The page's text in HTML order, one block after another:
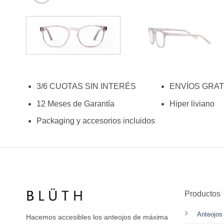
3/6 CUOTAS SIN INTERÉS ENVÍOS
12 Meses de Garantía Hiper liviano
Packaging y accesorios incluidos
Hacemos accesibles los anteojos de máxima
Productos
Anteojos